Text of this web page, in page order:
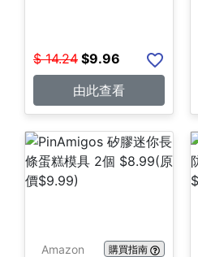
$ 14.24 $9.96
由此查看
Amazon 購買指南